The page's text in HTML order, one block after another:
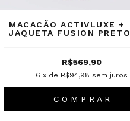
MACACÃO ACTIVLUXE +
JAQUETA FUSION PRETO
R$569,90
6 x de R$94,98 sem juros
C O M P R A R